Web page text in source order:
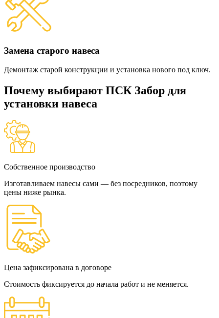
Замена старого навеса
Демонтаж старой конструкции и установка нового под ключ.
Почему выбирают ПСК Забор для
установки навеса
Собственное производство
Изготавливаем навесы сами — без посредников, поэтому
цены ниже рынка.
Цена зафиксирована в договоре
Стоимость фиксируется до начала работ и не меняется.